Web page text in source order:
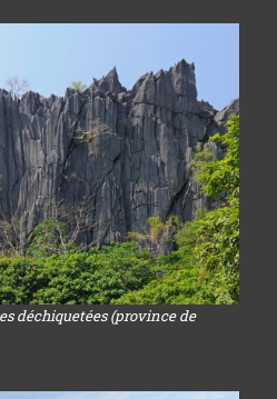
déchiquetées (province de